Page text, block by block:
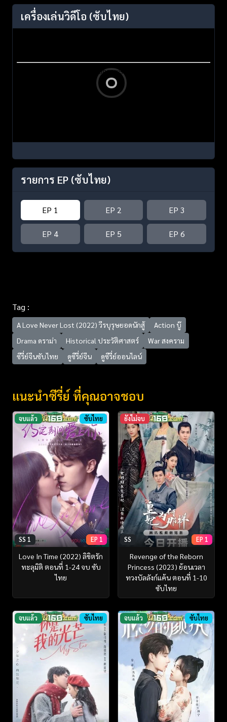
เครื่องเล่นวิดีโอ (ซับไทย)
รายการ EP (ซับไทย)
EP 1 EP 2 EP 3
EP 4 EP 5 EP 6
Tag :
A Love Never Lost (2022) วีรบุรุษยอดนักสู้
Action บู๊
Drama ดราม่า
Historical ประวัติศาสตร์
War สงคราม
ซีรี่ย์จีนซับไทย
ดูซีรี่ย์จีน ดูซีรี่ย์ออนไลน์
แนะนำซีรี่ย์ ที่คุณอาจชอบ
จบแล้ว ซับไทย
SS 1 EP 1
Love In Time (2022) ลิขิตรัก
ทะลุมิติ ตอนที่ 1-24 จบ ซับ
ไทย
ยังไม่จบ
SS EP 1
Revenge of the Reborn
Princess (2023) ย้อนเวลา
ทวงบัลลังก์แค้น ตอนที่ 1-10
ซับไทย
จบแล้ว ซับไทย จบแล้ว ซับไทย